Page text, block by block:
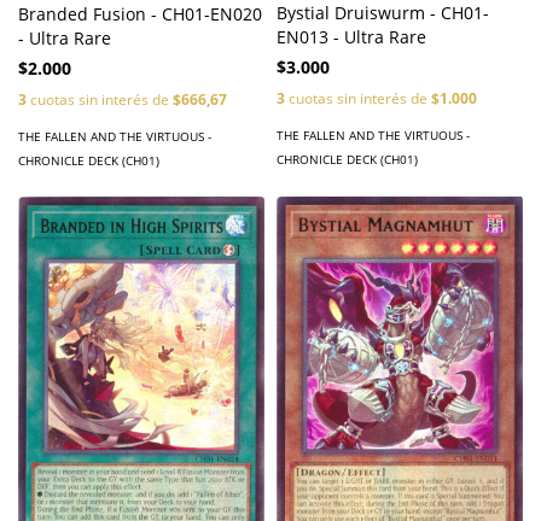
Branded Fusion - CH01-EN020
- Ultra Rare
$2.000
3cuotas sin interés de $666,67
THE FALLEN AND THE VIRTUOUS -
CHRONICLE DECK (CH01)
Bystial Druiswurm - CH01-
EN013 - Ultra Rare
$3.000
3cuotas sin interés de $1.000
THE FALLEN AND THE VIRTUOUS -
CHRONICLE DECK (CH01)